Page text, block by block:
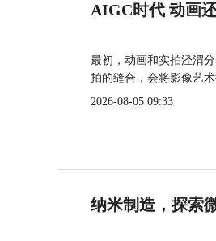
AIGC时代 动画
最初，动画和实拍泾渭
拍的缝合，会将影像艺术
2026-08-05 09:33
纳米制造，探索